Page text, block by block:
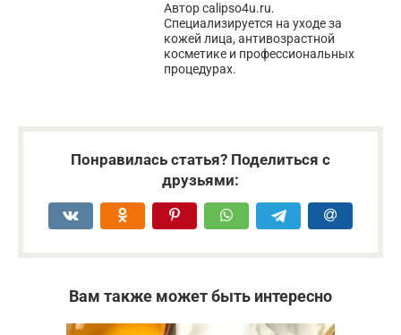
Автор calipso4u.ru.
Специализируется на уходе за
кожей лица, антивозрастной
косметике и профессиональных
процедурах.
Понравилась статья? Поделиться с
друзьями:
Вам также может быть интересно